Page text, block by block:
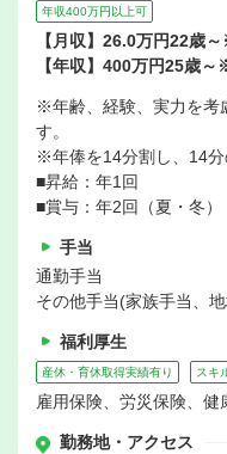
年収400万円以上可
【月収】26.0万円22歳
【年収】400万円25歳
※年齢、経験、実力を考
す。
※年俸を14分割し、14分
■昇給：年1回
■賞与：年2回（夏・冬
手当
通勤手当
その他手当(家族手当、
福利厚生
産休・育休取得実績有り スキ
雇用保険、労災保険、
勤務地・アクセス